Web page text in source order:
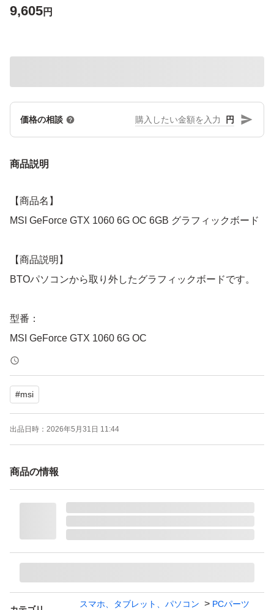
9,605円
価格の相談 円
商品説明
【商品名】
MSI GeForce GTX 1060 6G OC 6GB グラフィックボード
【商品説明】
BTOパソコンから取り外したグラフィックボードです。
型番：
MSI GeForce GTX 1060 6G OC
搭載メモリ：
6GB
出力端子：
DVI
HDMI
で、動作確認済みです。
出品前に外観を確認しましたが、端子部・基板・ファンに
中古品のため、使用に伴うホコリ、細かな汚れ、傷などは
#msi
出品日時： 2026年5月31日 11:44
商品の情報
スマホ、タブレット、パソコン
PCパーツ